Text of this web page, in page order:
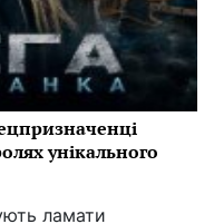
унікального
ламати